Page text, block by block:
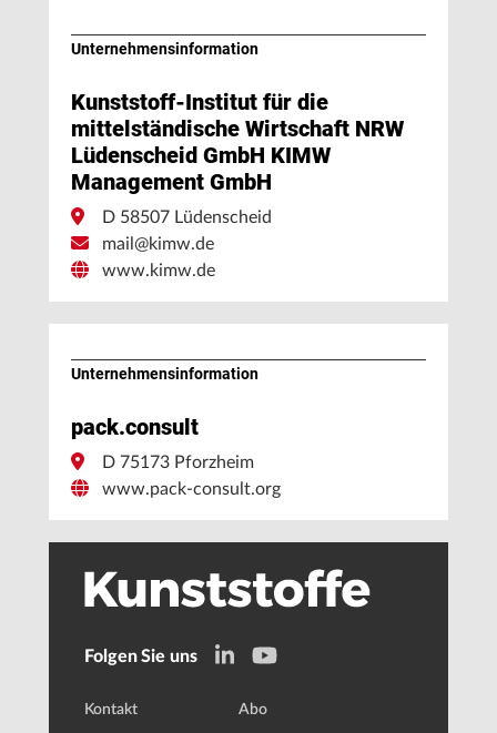
Unternehmens­information
Kunststoff-Institut für die
mittelständische Wirtschaft NRW
Lüdenscheid GmbH KIMW
Management GmbH
D 58507 Lüdenscheid
mail@kimw.de
www.kimw.de
Unternehmens­information
pack.consult
D 75173 Pforzheim
www.pack-consult.org
Folgen Sie uns
Kontakt Abo